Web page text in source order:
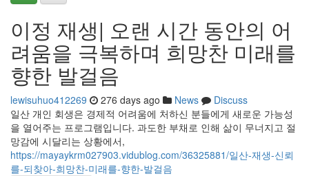
이정 재생| 오랜 시간 동안의 어
려움을 극복하며 희망찬 미래를
향한 발걸음
lewisuhuo412269 276 days ago News
Discuss
일산 개인 회생은 경제적 어려움에 처하신 분들에게 새로운 가능성
을 열어주는 프로그램입니다. 과도한 부채로 인해 삶이 무너지고 절
망감에 시달리는 상황에서,
https://mayaykrm027903.vidublog.com/36325881/일산-재생-신뢰
를-되찾아-희망찬-미래를-향한-발걸음